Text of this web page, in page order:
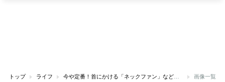
トップ ライフ 今や定番！首にかける「ネックファン」などミニ扇風機、買う前に知っておきたい注意点 画像一覧